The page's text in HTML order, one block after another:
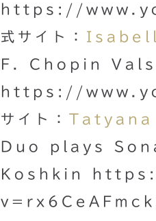
https://
式サイト：
F. Chopin
https://
サイト： Tatyana
Duo plays
Koshkin
v=rx6CeAFmcks